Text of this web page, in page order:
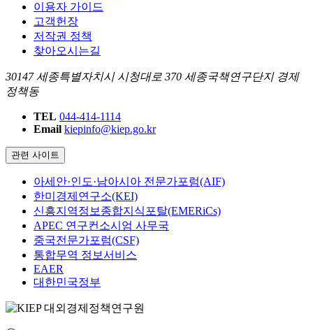
이용자 가이드
고객헌장
저작권 정책
찾아오시는길
30147 세종특별자치시 시청대로 370 세종국책연구단지 경제
정책동
TEL 044-414-1114
Email kiepinfo@kiep.go.kr
관련 사이트
아세안·인도·남아시아 전문가포럼(AIF)
한미경제연구소(KEI)
신흥지역정보종합지식포탈(EMERiCs)
APEC 연구컨소시엄 사무국
중국전문가포럼(CSF)
통합무역 정보서비스
EAER
대한민국정부